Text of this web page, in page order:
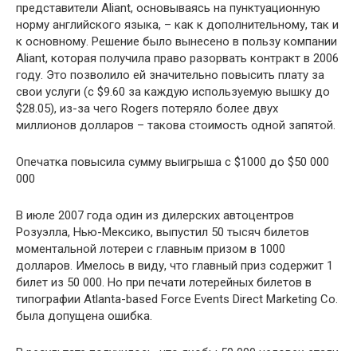
представители Aliant, основываясь на пунктуационную
норму английского языка, – как к дополнительному, так и
к основному. Решение было вынесено в пользу компании
Aliant, которая получила право разорвать контракт в 2006
году. Это позволило ей значительно повысить плату за
свои услуги (с $9.60 за каждую используемую вышку до
$28.05), из-за чего Rogers потеряло более двух
миллионов долларов – такова стоимость одной запятой.
Опечатка повысила сумму выигрыша с $1000 до $50 000
000
В июле 2007 года один из дилерских автоцентров
Розуэлла, Нью-Мексико, выпустил 50 тысяч билетов
моментальной лотереи с главным призом в 1000
долларов. Имелось в виду, что главный приз содержит 1
билет из 50 000. Но при печати лотерейных билетов в
типографии Atlanta-based Force Events Direct Marketing Co.
была допущена ошибка.